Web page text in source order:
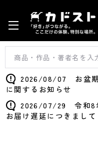
2026/08/07 お盆期
に関するお知らせ
2026/07/29 令和8
お届け遅延につきまして